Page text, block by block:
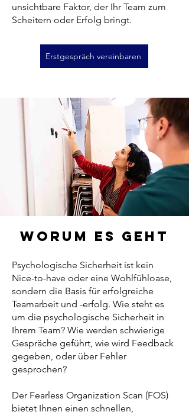
unsichtbare Faktor, der Ihr Team zum
Scheitern oder Erfolg bringt.
Erstgespräch vereinbaren
worum es geht
Psychologische Sicherheit ist kein
Nice-to-have oder eine Wohlfühloase,
sondern die Basis für erfolgreiche
Teamarbeit und -erfolg. Wie steht es
um die psychologische Sicherheit in
Ihrem Team? Wie werden schwierige
Gespräche geführt, wie wird Feedback
gegeben, oder über Fehler
gesprochen?
Der Fearless Organization Scan (FOS)
bietet Ihnen einen schnellen,